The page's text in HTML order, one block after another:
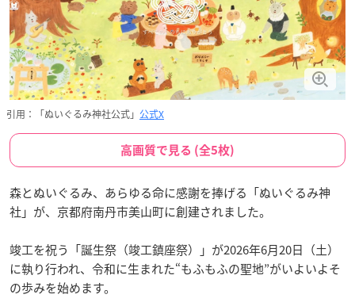
引用：「ぬいぐるみ神社公式」 公式X
高画質で見る (全5枚)
森とぬいぐるみ、あらゆる命に感謝を捧げる「ぬいぐるみ神
社」が、京都府南丹市美山町に創建されました。
竣工を祝う「誕生祭（竣工鎮座祭）」が2026年6月20日（土）
に執り行われ、令和に生まれた“もふもふの聖地”がいよいよそ
の歩みを始めます。